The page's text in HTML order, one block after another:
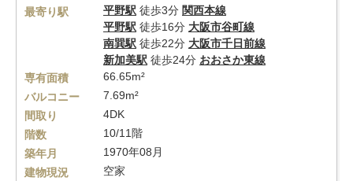
最寄り駅
平野駅 徒歩3分 関西本線
平野駅 徒歩16分 大阪市谷町線
南巽駅 徒歩22分 大阪市千日前線
新加美駅 徒歩24分 おおさか東線
専有面積
66.65m²
バルコニー
7.69m²
間取り
4DK
階数
10/11階
築年月
1970年08月
建物現況
空家